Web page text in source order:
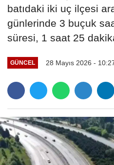
batıdaki iki uç ilçesi
günlerinde 3 buçuk
süresi, 1 saat 25
GÜNCEL 28 Mayıs 2026 -